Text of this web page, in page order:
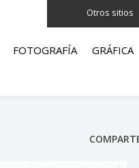
Otros sitios
FOTOGRAFÍA GRÁFICA